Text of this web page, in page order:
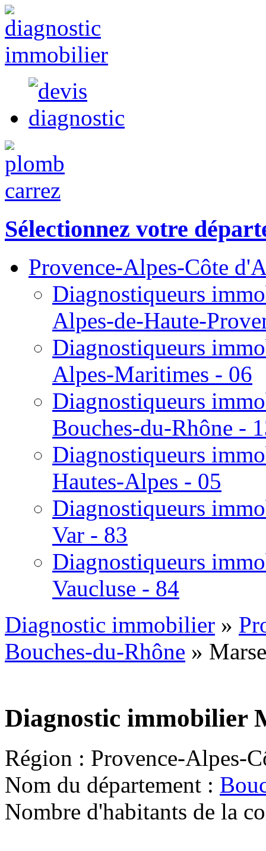
Sélectionnez votre
Provence-Alpes-Côte
Diagnostiqueurs
Alpes-de-Haute-
Diagnostiqueurs
Alpes-Maritimes - 06
Diagnostiqueurs
Bouches-du-Rhône -
Diagnostiqueurs
Hautes-Alpes - 05
Diagnostiqueurs
Var - 83
Diagnostiqueurs
Vaucluse - 84
Diagnostic immobilier »
Bouches-du-Rhône »
Diagnostic immobilier
Région : Provence-Alpes-
Nom du département :
Nombre d'habitants de la